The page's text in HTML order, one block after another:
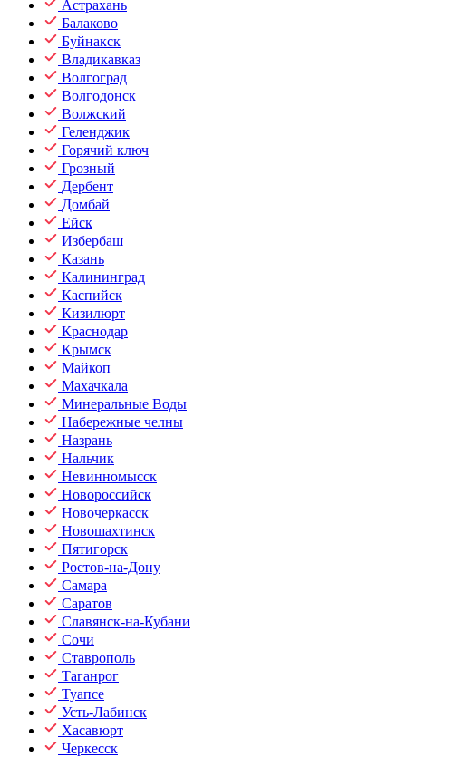
Астрахань
Балаково
Буйнакск
Владикавказ
Волгоград
Волгодонск
Волжский
Геленджик
Горячий ключ
Грозный
Дербент
Домбай
Ейск
Избербаш
Казань
Калининград
Каспийск
Кизилюрт
Краснодар
Крымск
Майкоп
Махачкала
Минеральные Воды
Набережные челны
Назрань
Нальчик
Невинномысск
Новороссийск
Новочеркасск
Новошахтинск
Пятигорск
Ростов-на-Дону
Самара
Саратов
Славянск-на-Кубани
Сочи
Ставрополь
Таганрог
Туапсе
Усть-Лабинск
Хасавюрт
Черкесск